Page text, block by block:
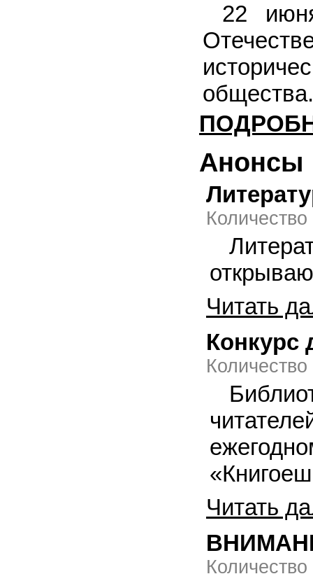
22
общества.
Анонсы
Читать
Конкурс
Читать